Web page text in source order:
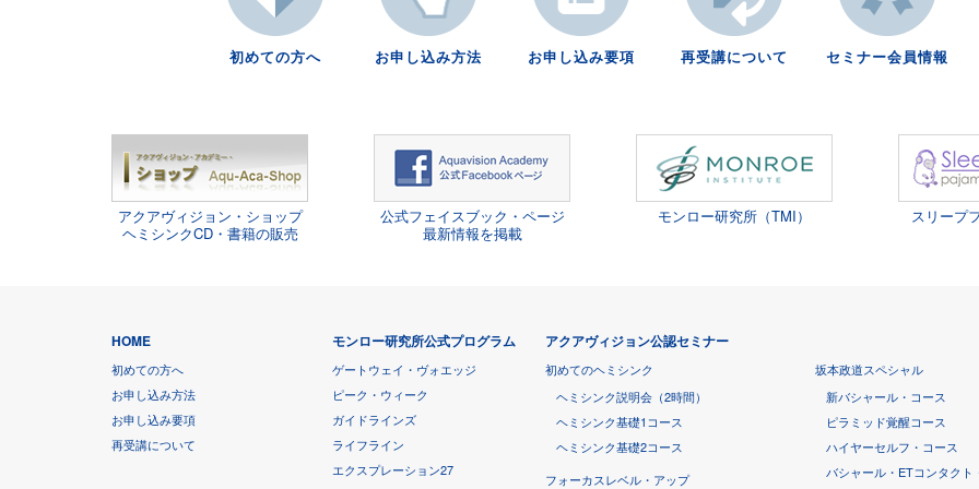
初めての方へ お申し込み方法 お申し込み要項 再受講について セミナー会員情報
アクアヴィジョン・ショップ
ヘミシンクCD・書籍の販売
公式フェイスブック・ページ
最新情報を掲載
モンロー研究所（TMI） スリープ
HOME
初めての方へ
お申し込み方法
お申し込み要項
再受講について
モンロー研究所公式プログラム
ゲートウェイ・ヴォエッジ
ピーク・ウィーク
ガイドラインズ
ライフライン
エクスプレーション27
アクアヴィジョン公認セミナー
初めてのヘミシンク
ヘミシンク説明会（2時間）
ヘミシンク基礎1コース
ヘミシンク基礎2コース
フォーカスレベル・アップ
坂本政道スペシャル
新バシャール・コース
ピラミッド覚醒コース
ハイヤーセルフ・コース
バシャール・ETコンタクト